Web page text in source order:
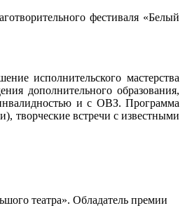
фестиваля «Белый
исполнительского мастерства
дополнительного образования,
и с ОВЗ. Программа
творческие встречи с известными
театра». Обладатель премии